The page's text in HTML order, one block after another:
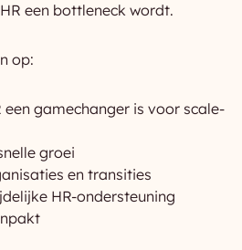
een bottleneck wordt.
op:
gamechanger is voor scale-
groei
en transities
HR-ondersteuning